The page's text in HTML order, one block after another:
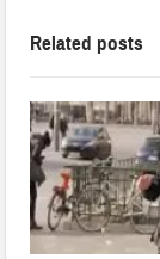
Related posts